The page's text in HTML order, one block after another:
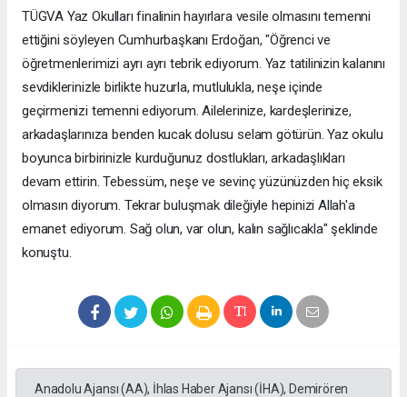
TÜGVA Yaz Okulları finalinin hayırlara vesile olmasını temenni
ettiğini söyleyen Cumhurbaşkanı Erdoğan, "Öğrenci ve
öğretmenlerimizi ayrı ayrı tebrik ediyorum. Yaz tatilinizin kalanını
sevdiklerinizle birlikte huzurla, mutlulukla, neşe içinde
geçirmenizi temenni ediyorum. Ailelerinize, kardeşlerinize,
arkadaşlarınıza benden kucak dolusu selam götürün. Yaz okulu
boyunca birbirinizle kurduğunuz dostlukları, arkadaşlıkları
devam ettirin. Tebessüm, neşe ve sevinç yüzünüzden hiç eksik
olmasın diyorum. Tekrar buluşmak dileğiyle hepinizi Allah'a
emanet ediyorum. Sağ olun, var olun, kalın sağlıcakla" şeklinde
konuştu.
Anadolu Ajansı (AA), İhlas Haber Ajansı (İHA), Demirören